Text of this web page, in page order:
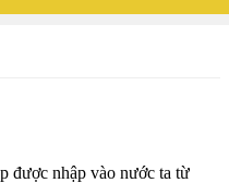
được nhập vào nước ta từ